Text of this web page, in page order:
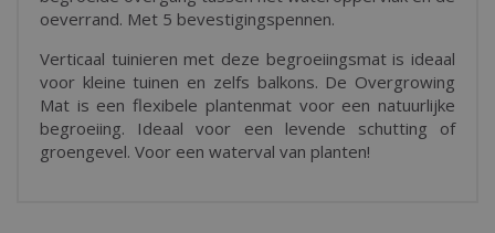
oeverrand. Met 5 bevestigingspennen.
Verticaal tuinieren met deze begroeiingsmat is ideaal
voor kleine tuinen en zelfs balkons. De Overgrowing
Mat is een flexibele plantenmat voor een natuurlijke
begroeiing. Ideaal voor een levende schutting of
groengevel. Voor een waterval van planten!